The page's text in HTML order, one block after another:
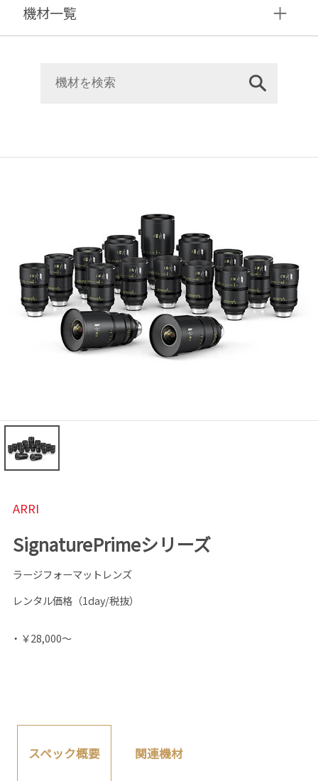
機材⼀覧
ARRI
SignaturePrimeシリーズ
ラージフォーマットレンズ
レンタル価格（1day/税抜）
・￥28,000～
スペック概要 関連機材